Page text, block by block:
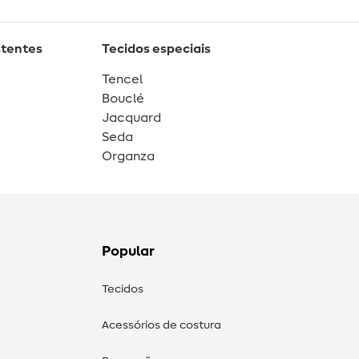
Tecidos especiais
Tencel
Bouclé
Jacquard
Seda
Organza
Popular
Tecidos
Acessórios de costura